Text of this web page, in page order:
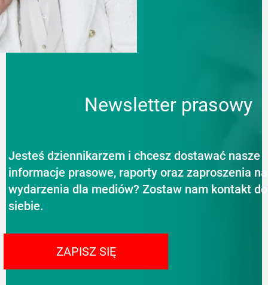
Newsletter prasowy
Jesteś dziennikarzem i chcesz dostawać nasze
informacje prasowe, raporty oraz zaproszenia na
wydarzenia dla mediów? Zostaw nam kontakt do
siebie.
ZAPISZ SIĘ